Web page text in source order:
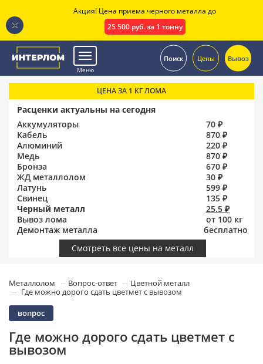
Меню
Поиск Цены Вывоз
ЦЕНА ЗА 1 КГ ЛОМА
Расценки актуальны на сегодня
Аккумуляторы
70 ₽
Кабель
870 ₽
Алюминий
220 ₽
Медь
870 ₽
Бронза
670 ₽
ЖД металлолом
30 ₽
Латунь
599 ₽
Свинец
135 ₽
Черный металл
25.5 ₽
Вывоз лома
от 100 кг
Демонтаж металла
бесплатно
Смотреть все цены на металл
Металлолом Вопрос-ответ
Цветной металл
Где можно дорого сдать цветмет с вывозом
вопрос
Где можно дорого сдать цветмет с
вывозом
Акция! Цена приема черного металла до
25 500 руб. за 1 тонну
.